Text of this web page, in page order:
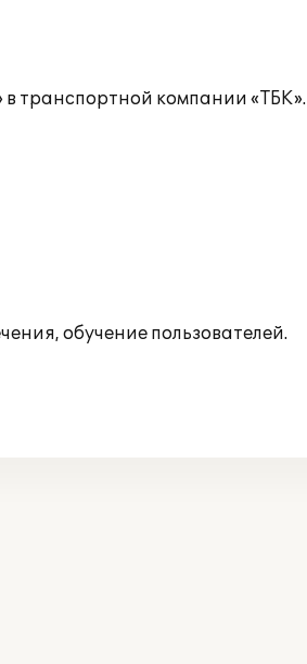
транспортной компании «ТБК».
обучение пользователей.